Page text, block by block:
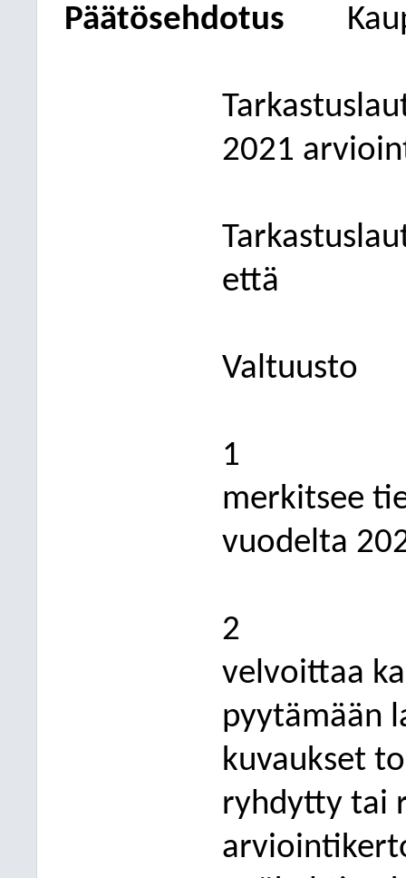
Päätösehdotus
2021
että
Valtuusto
1
merkitsee
vuodelta
2
velvoittaa
pyytämään
kuvaukset
ryhdytty tai